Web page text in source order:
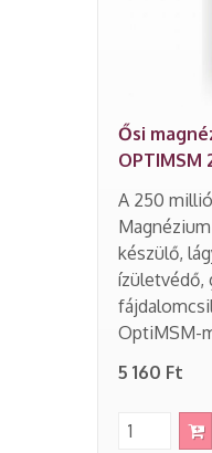
Ősi
OPTIMSM
A 250
készülő,
ízületvédő,
OptiMSM-
5 160 Ft